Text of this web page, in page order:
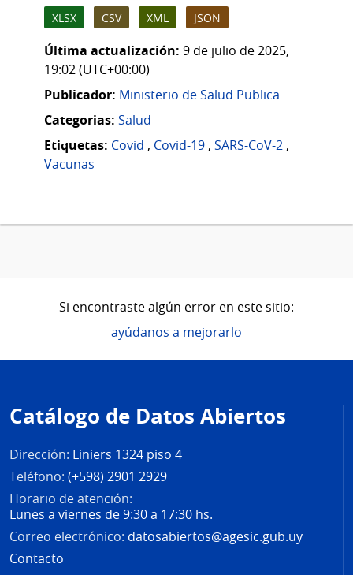
XLSX CSV XML JSON
Última actualización: 9 de julio de 2025,
19:02 (UTC+00:00)
Publicador: Ministerio de Salud Publica
Categorias: Salud
Etiquetas: Covid , Covid-19 , SARS-CoV-2 ,
Vacunas
Si encontraste algún error en este sitio:
ayúdanos a mejorarlo
de
página
Catálogo de Datos Abiertos
Dirección: Liniers 1324 piso 4
Teléfono: (+598) 2901 2929
Horario de atención:
Lunes a viernes de 9:30 a 17:30 hs.
Correo electrónico: datosabiertos@agesic.gub.uy
Contacto